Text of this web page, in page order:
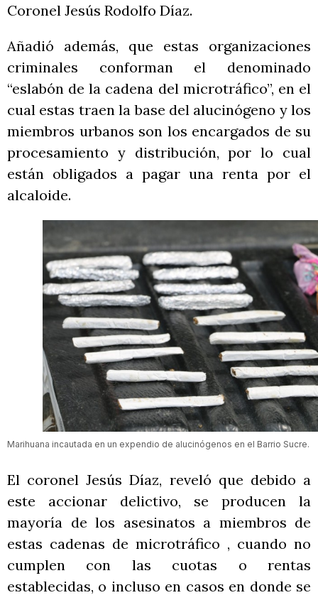
Coronel Jesús Rodolfo Díaz.
Añadió además, que estas organizaciones
criminales conforman el denominado
“eslabón de la cadena del microtráfico”, en el
cual estas traen la base del alucinógeno y los
miembros urbanos son los encargados de su
procesamiento y distribución, por lo cual
están obligados a pagar una renta por el
alcaloide.
Marihuana incautada en un expendio de alucinógenos en el Barrio Sucre.
El coronel Jesús Díaz, reveló que debido a
este accionar delictivo, se producen la
mayoría de los asesinatos a miembros de
estas cadenas de microtráfico , cuando no
cumplen con las cuotas o rentas
establecidas, o incluso en casos en donde se